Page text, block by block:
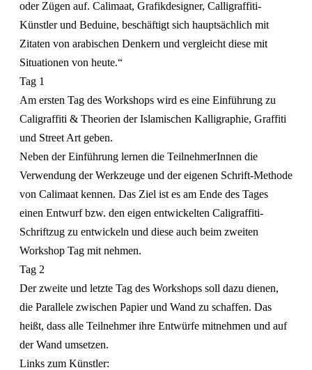
oder Zügen auf. Calimaat, Grafikdesigner, Calligraffiti-
Künstler und Beduine, beschäftigt sich hauptsächlich mit
Zitaten von arabischen Denkern und vergleicht diese mit
Situationen von heute.“
Tag 1
Am ersten Tag des Workshops wird es eine Einführung zu
Caligraffiti & Theorien der Islamischen Kalligraphie, Graffiti
und Street Art geben.
Neben der Einführung lernen die TeilnehmerInnen die
Verwendung der Werkzeuge und der eigenen Schrift-Methode
von Calimaat kennen. Das Ziel ist es am Ende des Tages
einen Entwurf bzw. den eigen entwickelten Caligraffiti-
Schriftzug zu entwickeln und diese auch beim zweiten
Workshop Tag mit nehmen.
Tag 2
Der zweite und letzte Tag des Workshops soll dazu dienen,
die Parallele zwischen Papier und Wand zu schaffen. Das
heißt, dass alle Teilnehmer ihre Entwürfe mitnehmen und auf
der Wand umsetzen.
Links zum Künstler: